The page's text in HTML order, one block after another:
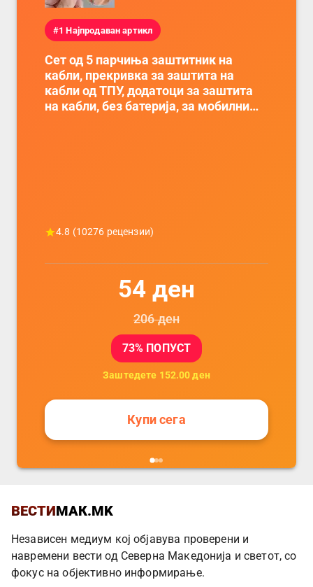
#1 Најпродаван артикл
Сет од 5 парчиња заштитник на
кабли, прекривка за заштита на
кабли од ТПУ, додатоци за заштита
на кабли, без батерија, за мобилни
4.8 (10276 рецензии)
54 ден
206ден
73% ПОПУСТ
Заштедете 152.00 ден
Купи сега
ВЕСТИМАК.MK
Независен медиум кој објавува проверени и
навремени вести од Северна Македонија и светот, со
фокус на објективно информирање.